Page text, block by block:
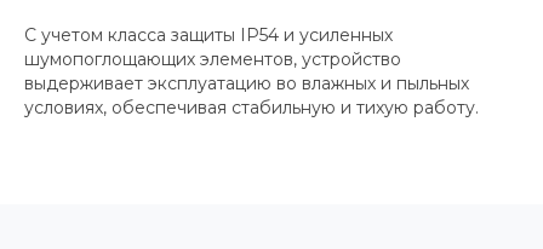
С учетом класса защиты IP54 и усиленных
шумопоглощающих элементов, устройство
выдерживает эксплуатацию во влажных и пыльных
условиях, обеспечивая стабильную и тихую работу.